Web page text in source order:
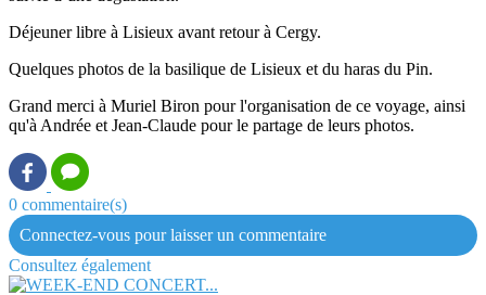
Déjeuner libre à Lisieux avant retour à Cergy.
Quelques photos de la basilique de Lisieux et du haras du Pin.
Grand merci à Muriel Biron pour l'organisation de ce voyage, ainsi
qu'à Andrée et Jean-Claude pour le partage de leurs photos.
0 commentaire(s)
Connectez-vous pour laisser un commentaire
Consultez également